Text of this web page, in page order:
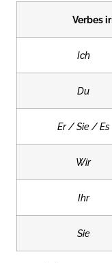
Verbes
Ich
Du
Er / Sie / Es
Wir
Ihr
Sie